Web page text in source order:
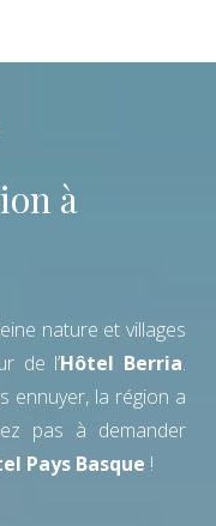
à
nature et villages
de l’Hôtel Berria.
ennuyer, la région a
pas à demander
Pays Basque !